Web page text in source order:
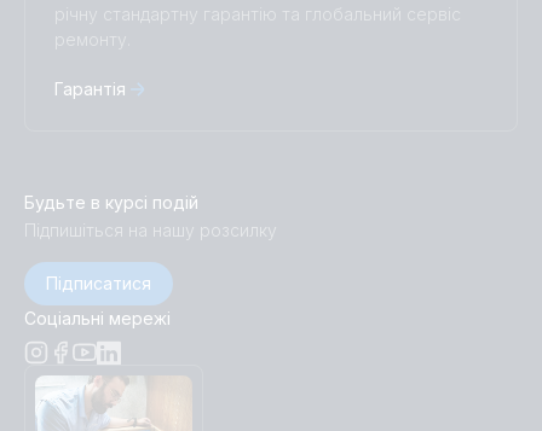
річну стандартну гарантію та глобальний сервіс
ремонту.
Гарантія
Будьте в курсі подій
Підпишіться на нашу розсилку
Підписатися
Соціальні мережі